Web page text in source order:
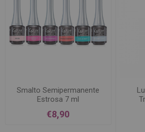
Smalto Semipermanente
Estrosa 7 ml
€8,90